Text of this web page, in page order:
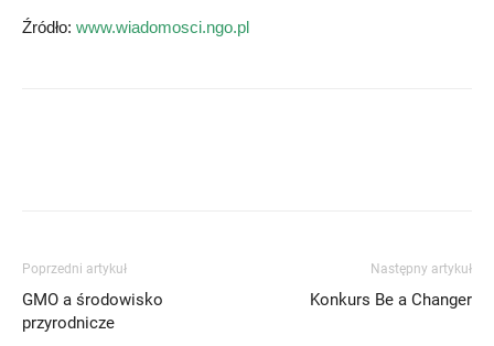
Źródło: www.wiadomosci.ngo.pl
Poprzedni artykuł
GMO a środowisko
przyrodnicze
Następny artykuł
Konkurs Be a Changer